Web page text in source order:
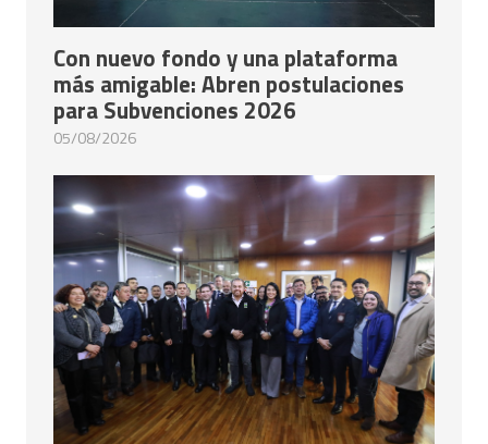
Con nuevo fondo y una plataforma
más amigable: Abren postulaciones
para Subvenciones 2026
05/08/2026